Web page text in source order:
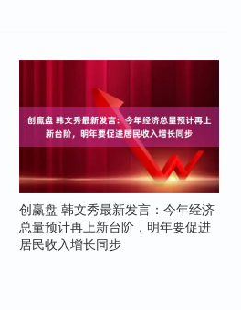
创赢盘 韩文秀最新发言：今年经济
总量预计再上新台阶，明年要促进
居民收入增长同步